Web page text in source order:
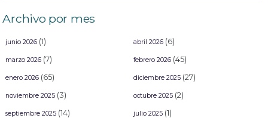
Archivo por mes
junio 2026(1) abril 2026(6)
marzo 2026(7) febrero 2026(45)
enero 2026(65) diciembre 2025(27)
noviembre 2025(3) octubre 2025(2)
septiembre 2025(14) julio 2025(1)